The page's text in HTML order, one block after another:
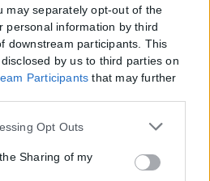
may separately opt-out of the
personal information by third
downstream participants. This
by us to third parties on
Participants that may further
app uses one or more Google
or usage behaviour. You may
to Google and its third-party
Opt Outs
Sharing of my